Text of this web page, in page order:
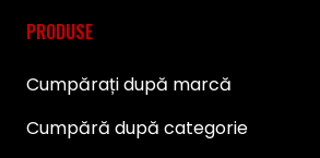
PRODUSE
Cumpărați după marcă
Cumpără după categorie